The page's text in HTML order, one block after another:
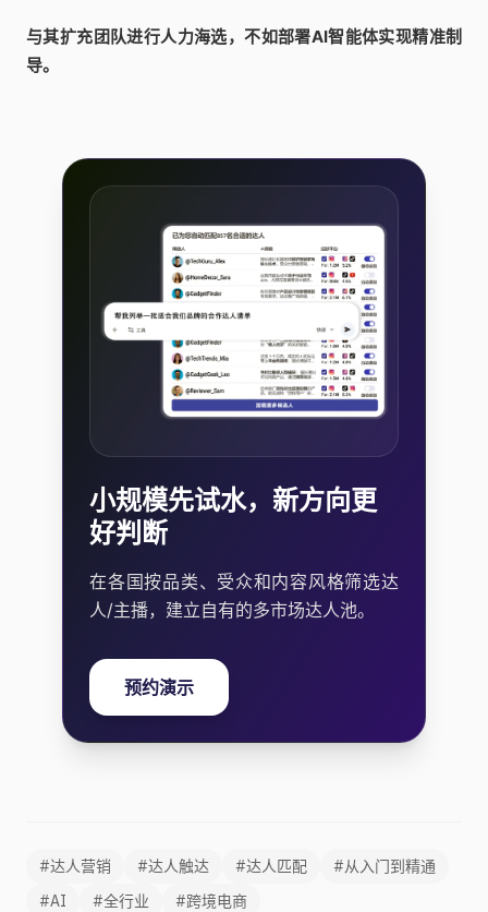
与其扩充团队进行人力海选，不如部署AI智能体实现精准制
导。
小规模先试水，新方向更
好判断
在各国按品类、受众和内容风格筛选达
人/主播，建立自有的多市场达人池。
预约演示
#达人营销 #达人触达 #达人匹配
#从入门到精通
#AI
#全行业 #跨境电商